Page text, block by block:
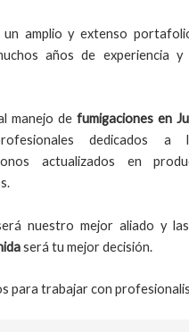
un amplio y extenso
años de experiencia
manejo de fumigaciones en
dedicados a
actualizados en
nuestro mejor aliado y las
será tu mejor decisión.
para trabajar con